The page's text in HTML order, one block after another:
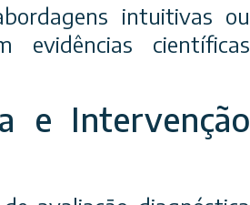
intuitivas ou
evidências científicas
e Intervenção